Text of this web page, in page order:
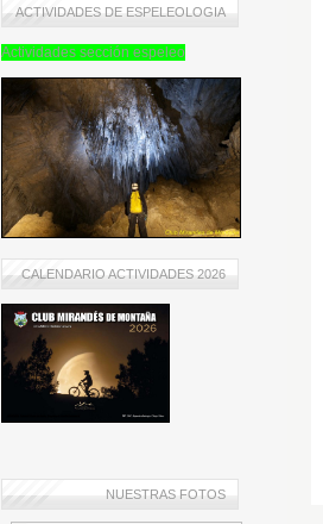
ACTIVIDADES DE ESPELEOLOGIA
Actividades sección espeleo
CALENDARIO ACTIVIDADES 2026
NUESTRAS FOTOS